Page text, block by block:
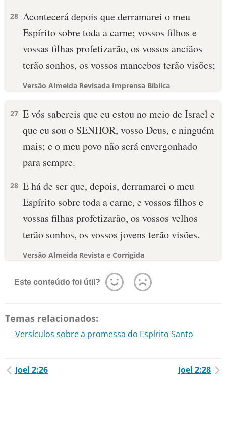
28 Acontecerá depois que derramarei o meu
Espírito sobre toda a carne; vossos filhos e
vossas filhas profetizarão, os vossos anciãos
terão sonhos, os vossos mancebos terão visões;
Versão Almeida Revisada Imprensa Bíblica
27 E vós sabereis que eu estou no meio de Israel e
que eu sou o SENHOR, vosso Deus, e ninguém
mais; e o meu povo não será envergonhado
para sempre.
28 E há de ser que, depois, derramarei o meu
Espírito sobre toda a carne, e vossos filhos e
vossas filhas profetizarão, os vossos velhos
terão sonhos, os vossos jovens terão visões.
Versão Almeida Revista e Corrigida
Este conteúdo foi útil?
Temas relacionados:
Versículos sobre a promessa do Espírito Santo
Joel 2:26 Joel 2:28